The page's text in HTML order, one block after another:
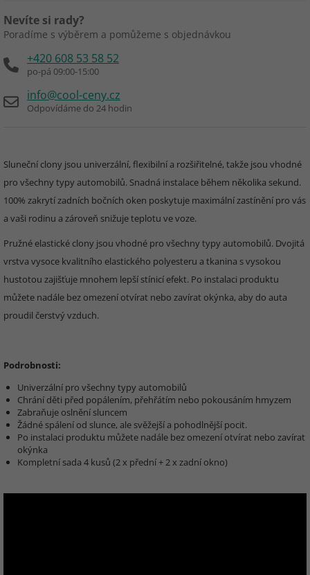
Nevíte si rady?
Poradíme s výběrem a pomůžeme s objednávkou
+420 608 53 58 52
po-pá 09:00-15:00
info@cool-ceny.cz
Odpovídáme do 24 hodin
Sluneční clony jsou univerzální, flexibilní a rozšiřitelné, takže jsou vhodné
pro všechny typy automobilů. Snadná instalace během několika sekund.
100% zakrytí zadních bočních oken poskytuje maximální zastínění pro vás
a vaši rodinu a zároveň snižuje teplotu ve voze.
Pružné elastické clony jsou vhodné pro všechny typy automobilů. Dvojitá
vrstva vysoce kvalitního elastického polyesteru a tkanina s vysokou
hustotou zajišťuje mnohem lepší stínicí efekt. Po instalaci produktu
můžete nadále bez omezení otvírat nebo zavírat okýnka, aby do auta
proudil čerstvý vzduch.
Podrobnosti:
Univerzální pro všechny typy automobilů
Chrání děti před popálením, přehřátím nebo pokousáním hmyzem
Zabraňuje oslnění sluncem
Žádné spálení od slunce, ale svěžejší a pohodlnější pocit.
Po instalaci produktu můžete nadále bez omezení otvírat nebo zavírat
okýnka
Kompletní sada 4 kusů (2 x přední + 2 x zadní okno)